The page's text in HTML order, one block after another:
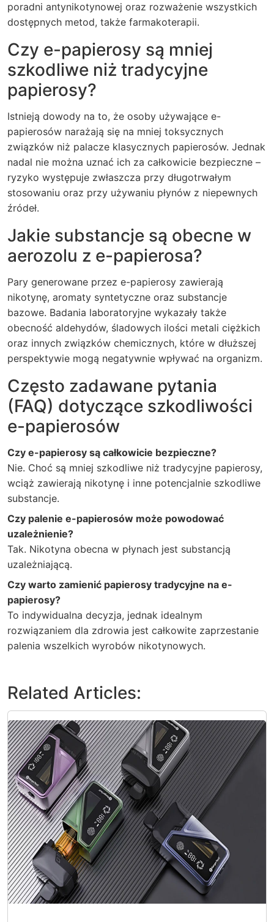
poradni antynikotynowej oraz rozważenie wszystkich
dostępnych metod, także farmakoterapii.
Czy e-papierosy są mniej
szkodliwe niż tradycyjne
papierosy?
Istnieją dowody na to, że osoby używające e-
papierosów narażają się na mniej toksycznych
związków niż palacze klasycznych papierosów. Jednak
nadal nie można uznać ich za całkowicie bezpieczne –
ryzyko występuje zwłaszcza przy długotrwałym
stosowaniu oraz przy używaniu płynów z niepewnych
źródeł.
Jakie substancje są obecne w
aerozolu z e-papierosa?
Pary generowane przez e-papierosy zawierają
nikotynę, aromaty syntetyczne oraz substancje
bazowe. Badania laboratoryjne wykazały także
obecność aldehydów, śladowych ilości metali ciężkich
oraz innych związków chemicznych, które w dłuższej
perspektywie mogą negatywnie wpływać na organizm.
Często zadawane pytania
(FAQ) dotyczące szkodliwości
e-papierosów
Czy e-papierosy są całkowicie bezpieczne?
Nie. Choć są mniej szkodliwe niż tradycyjne papierosy,
wciąż zawierają nikotynę i inne potencjalnie szkodliwe
substancje.
Czy palenie e-papierosów może powodować
uzależnienie?
Tak. Nikotyna obecna w płynach jest substancją
uzależniającą.
Czy warto zamienić papierosy tradycyjne na e-
papierosy?
To indywidualna decyzja, jednak idealnym
rozwiązaniem dla zdrowia jest całkowite zaprzestanie
palenia wszelkich wyrobów nikotynowych.
Related Articles: